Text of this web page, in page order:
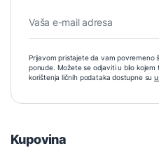
Prijavom pristajete da vam povremeno
ponude. Možete se odjaviti u bilo
korištenja ličnih podataka dostupne su
Kupovina